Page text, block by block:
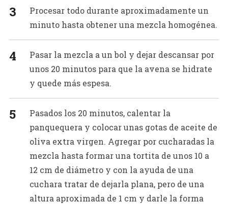
Procesar todo durante aproximadamente un
minuto hasta obtener una mezcla homogénea.
Pasar la mezcla a un bol y dejar descansar por
unos 20 minutos para que la avena se hidrate
y quede más espesa.
Pasados los 20 minutos, calentar la
panquequera y colocar unas gotas de aceite de
oliva extra virgen. Agregar por cucharadas la
mezcla hasta formar una tortita de unos 10 a
12 cm de diámetro y con la ayuda de una
cuchara tratar de dejarla plana, pero de una
altura aproximada de 1 cm y darle la forma